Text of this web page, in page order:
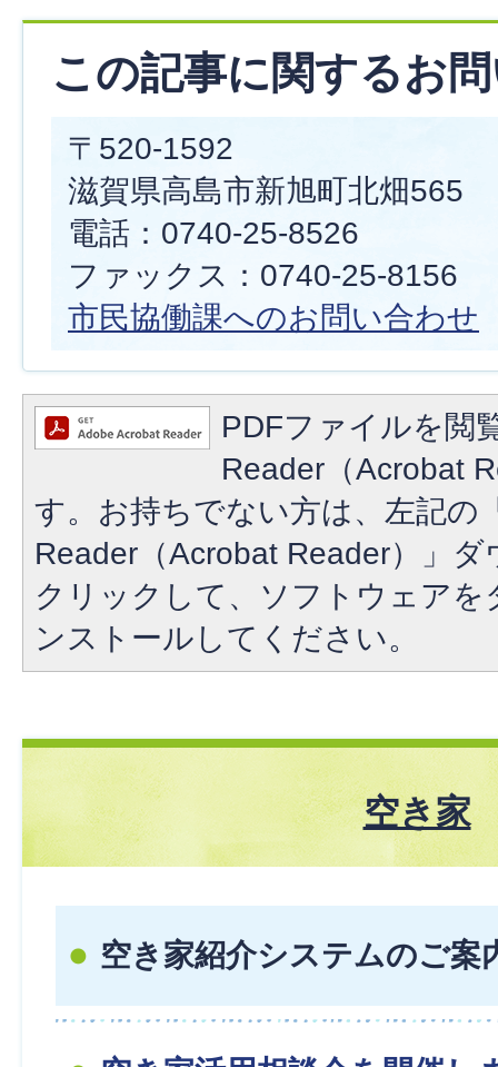
この記事に関するお
〒520-1592
滋賀県高島市新旭町北畑565
電話：0740-25-8526
ファックス：0740-25-8156
市民協働課へのお問い合わせ
PDFファイルを閲
Reader（Acrobat
す。お持ちでない方は、左記の
Reader（Acrobat Reader）」
クリックして、ソフトウェア
ンストールしてください。
空き家
空き家紹介システムのご案